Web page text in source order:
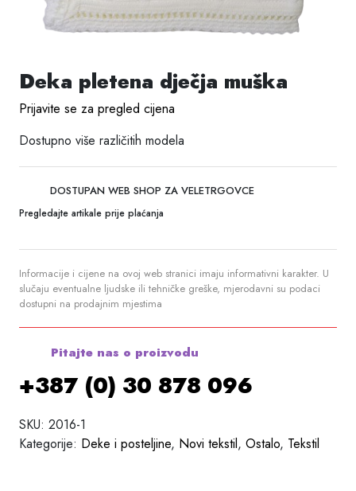
Deka pletena dječja muška
Prijavite se za pregled cijena
Dostupno više različitih modela
DOSTUPAN WEB SHOP ZA VELETRGOVCE
Pregledajte artikale prije plaćanja
Informacije i cijene na ovoj web stranici imaju informativni karakter. U
slučaju eventualne ljudske ili tehničke greške, mjerodavni su podaci
dostupni na prodajnim mjestima
Pitajte nas o proizvodu
+387 (0) 30 878 096
SKU: 2016-1
Kategorije: Deke i posteljine, Novi tekstil, Ostalo, Tekstil